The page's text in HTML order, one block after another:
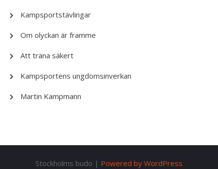
Kampsportstävlingar
Om olyckan är framme
Att träna säkert
Kampsportens ungdomsinverkan
Martin Kampmann
Stockholms budo | Powered by WordPress